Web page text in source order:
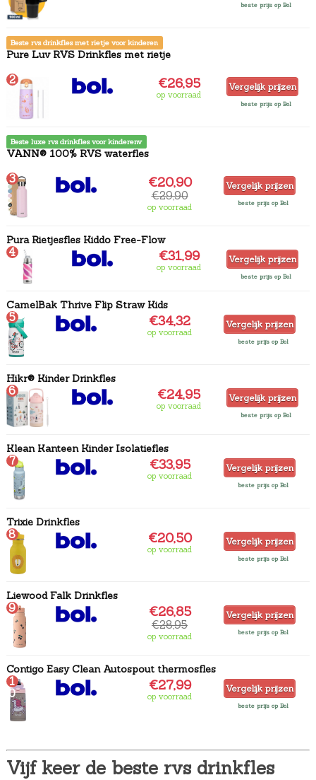
beste prijs op Bol
Beste rvs drinkfles met rietje voor kinderen
Pure Luv RVS Drinkfles met rietje
2 €26,95
op voorraad
Vergelijk prijzen
beste prijs op Bol
Beste luxe rvs drinkfles voor kinderenv
VANN® 100% RVS waterfles
3 €20,90
€29,90
op voorraad
Vergelijk prijzen
beste prijs op Bol
Pura Rietjesfles Kiddo Free-Flow
4 €31,99
op voorraad
Vergelijk prijzen
beste prijs op Bol
CamelBak Thrive Flip Straw Kids
5 €34,32
op voorraad
Vergelijk prijzen
beste prijs op Bol
Hikr® Kinder Drinkfles
6 €24,95
op voorraad
Vergelijk prijzen
beste prijs op Bol
Klean Kanteen Kinder Isolatiefles
7 €33,95
op voorraad
Vergelijk prijzen
beste prijs op Bol
Trixie Drinkfles
8 €20,50
op voorraad
Vergelijk prijzen
beste prijs op Bol
Liewood Falk Drinkfles
9 €26,85
€28,95
op voorraad
Vergelijk prijzen
beste prijs op Bol
Contigo Easy Clean Autospout thermosfles
1
0
€27,99
op voorraad
Vergelijk prijzen
beste prijs op Bol
Vijf keer de beste rvs drinkfles